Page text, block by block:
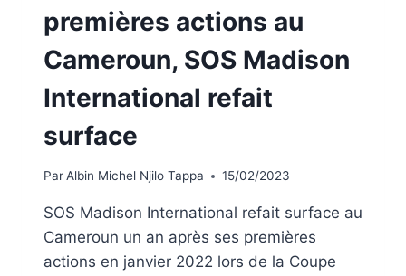
premières actions au
Cameroun, SOS Madison
International refait
surface
ParAlbin Michel Njilo Tappa 15/02/2023
SOS Madison International refait surface au
Cameroun un an après ses premières
actions en janvier 2022 lors de la Coupe